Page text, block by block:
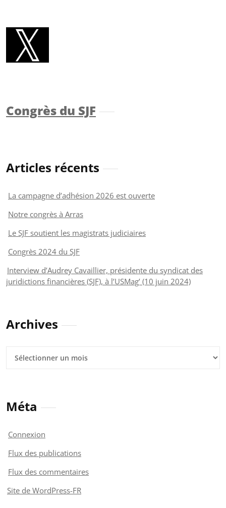
Congrès du SJF
Articles récents
La campagne d’adhésion 2026 est ouverte
Notre congrès à Arras
Le SJF soutient les magistrats judiciaires
Congrès 2024 du SJF
Interview d’Audrey Cavaillier, présidente du syndicat des
juridictions financières (SJF), à l’USMag’ (10 juin 2024)
Archives
Méta
Connexion
Flux des publications
Flux des commentaires
Site de WordPress-FR